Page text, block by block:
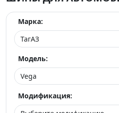
Марка:
Модель:
Модификация: